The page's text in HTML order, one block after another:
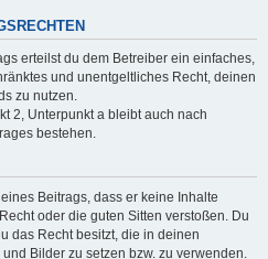
erteilst du dem Betreiber ein einfaches,
und unentgeltliches Recht, deinen
zu nutzen.
2, Unterpunkt a bleibt auch nach
bestehen.
Beitrags, dass er keine Inhalte
oder die guten Sitten verstoßen. Du
das Recht besitzt, die in deinen
Bilder zu setzen bzw. zu verwenden.